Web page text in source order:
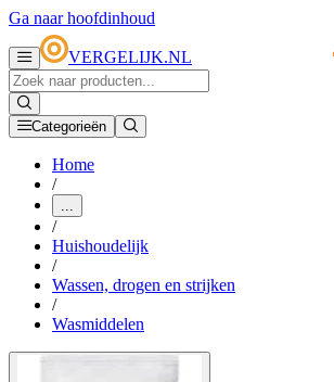
Ga naar hoofdinhoud
VERGELIJK.NL
Categorieën
Home
/
...
/
Huishoudelijk
/
Wassen, drogen en strijken
/
Wasmiddelen